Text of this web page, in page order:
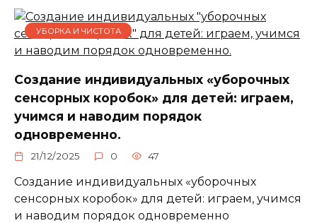
УБОРКА И ЧИСТОТА
Создание индивидуальных «уборочных
сенсорных коробок» для детей: играем,
учимся и наводим порядок
одновременно.
21/12/2025 0 47
Создание индивидуальных «уборочных
сенсорных коробок» для детей: играем, учимся
и наводим порядок одновременно